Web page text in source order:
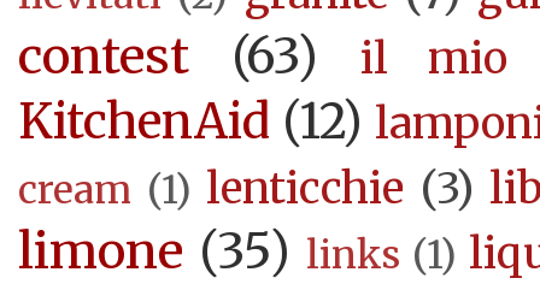
contest (63) il mio
KitchenAid (12)
cream (1) lenticchie (3)
limone (35) links (1)